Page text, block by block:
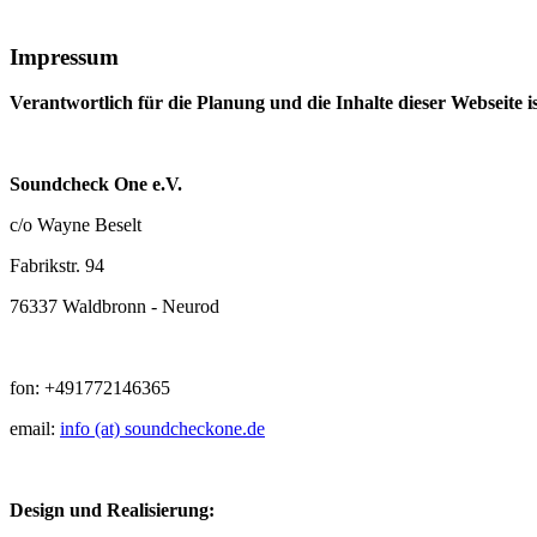
Impressum
Verantwortlich für die Planung und die Inhalte dieser Webseite
Soundcheck One e.V.
c/o Wayne Beselt
Fabrikstr. 94
76337 Waldbronn - Neurod
fon: +491772146365
email: info (at) soundcheckone.de
Design und Realisierung: